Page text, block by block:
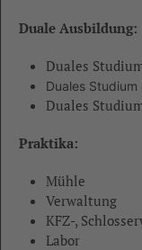
Duale Ausbildung:
Duales
Duales
Duales
Praktika:
Mühle
Verwaltung
KFZ-,
Labor